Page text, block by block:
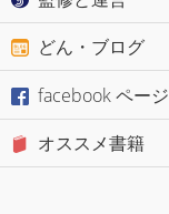
どん・ブログ
facebook ページ
オススメ書籍